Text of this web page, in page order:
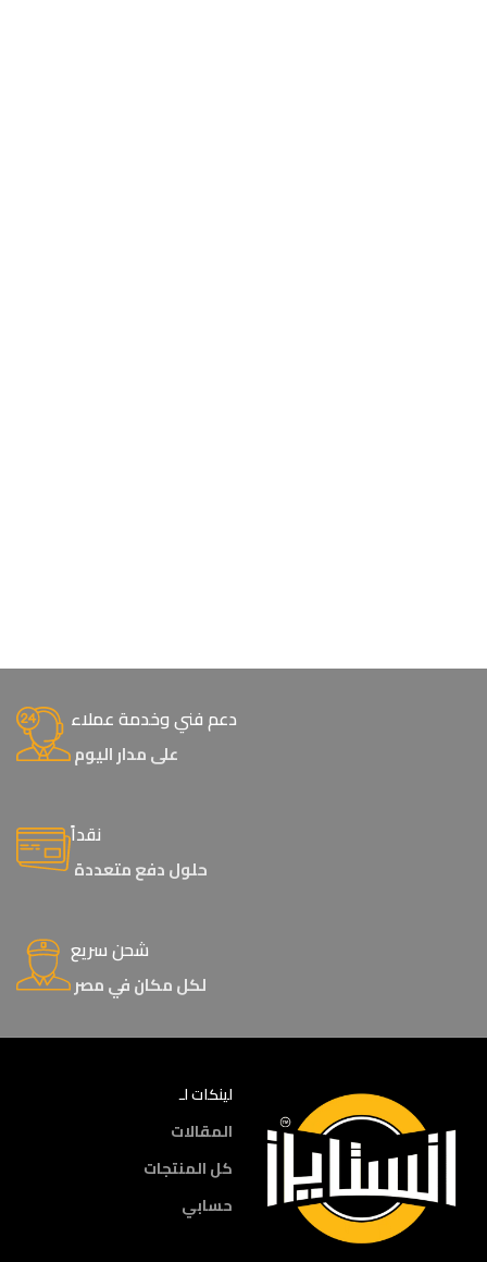
دعم فني وخدمة عملاء
على مدار اليوم
نقداً
حلول دفع متعددة
شحن سريع
لكل مكان في مصر
لينكات لـ
المقالات
كل المنتجات
حسابي